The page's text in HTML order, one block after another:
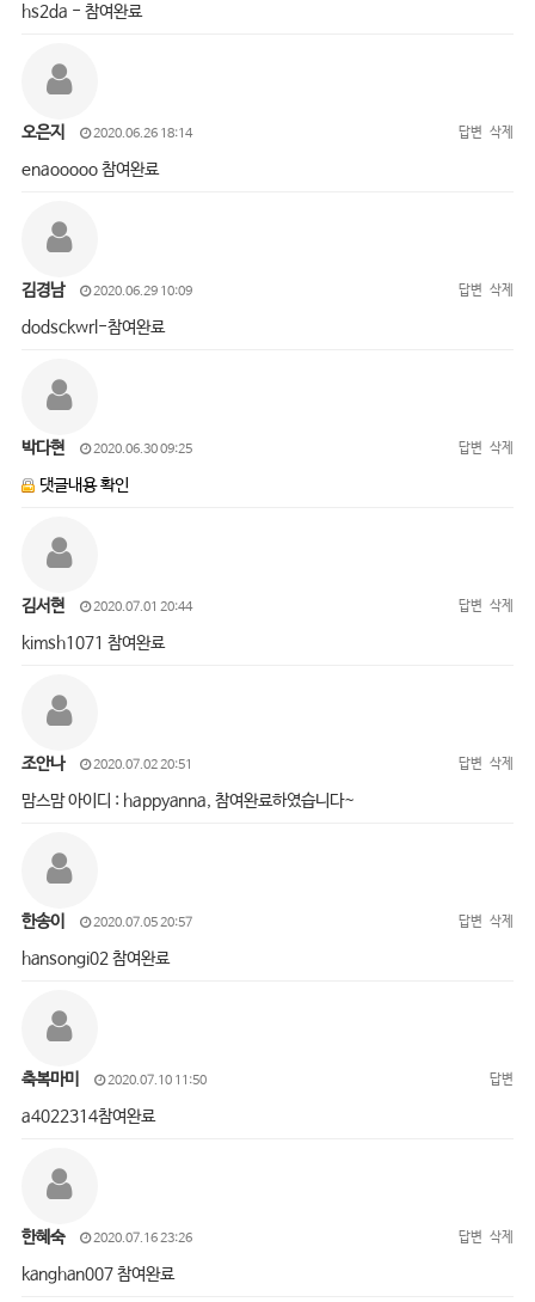
hs2da - 참여완료
오은지 2020.06.26 18:14 답변 삭제
enaooooo 참여완료
김경남 2020.06.29 10:09 답변 삭제
dodsckwrl-참여완료
박다현 2020.06.30 09:25 답변 삭제
댓글내용 확인
김서현 2020.07.01 20:44 답변 삭제
kimsh1071 참여완료
조안나 2020.07.02 20:51 답변 삭제
맘스맘 아이디 : happyanna, 참여완료하였습니다~
한송이 2020.07.05 20:57 답변 삭제
hansongi02 참여완료
축복마미 2020.07.10 11:50 답변
a4022314참여완료
한혜숙 2020.07.16 23:26 답변 삭제
kanghan007 참여완료